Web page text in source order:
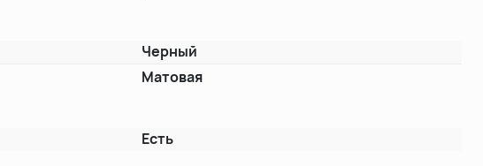
Черный
Матовая
Есть